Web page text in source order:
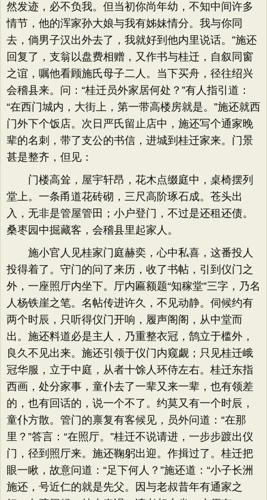
然发迹，必不负我。但当初你尚年幼，不知中间许多
情节，他的浑家孙大娘与我有姊妹情分。我与你同
去，倘男子汉出外去了，我就好到他内里说话。​”施还
回复了，支翁以盘费相赠，又作书与桂迁，自叙同窗
之谊，嘱他看顾施氏母子二人。当下买舟，径往绍兴
会稽县来。问：​“桂迁员外家居何处？​”有人指引道：​
“在西门城内，大街上，第一带高楼房就是。​”施还就西
门外下个饭店。次日严氏留止店中，施还写个通家晚
辈的名刺，带了支公的书信，进城到桂迁家来。门景
甚是整齐，但见：
门楼高耸，屋宇轩昂，花木点缀庭中，桌椅摆列
堂上。一条甬道花砖砌，三尺高阶琢石成。苍头出
入，无非是管屋管田；小户登门，不过是还租还债。
桑枣园中掘藏客，会稽县里起家人。
施小官人见桂家门庭赫奕，心中私喜，这番投人
投得着了。守门的问了来历，收了书帖，引到仪门之
外，一座照厅内坐下。厅内匾额题“知稼堂”三字，乃名
人杨铁崖之笔。名帖传进许久，不见动静。伺候约有
两个时辰，只听得仪门开响，履声阁阁，从中堂而
出。施还料道必是主人，乃重整衣冠，鹄立于槛外，
良久不见出来。施还引领于仪门内窥觑；只见桂迁峨
冠华服，立于中庭，从者十馀人环侍左右。桂迁东指
西画，处分家事，童仆去了一辈又来一辈，也有领差
的，也有回话的，说一个不了。约莫又有一个时辰，
童仆方散。管门的禀复有客候见，员外问道：​“在那
里？​”答言：​“在照厅。​”桂迁不说请进，一步步踱出仪
门，径到照厅来。施还鞠躬出迎。作揖过了。桂迁把
眼一瞅，故意问道：​“足下何人？​”施还道：​“小子长洲
施还，号近仁的就是先父。因与老叔昔年有通家之